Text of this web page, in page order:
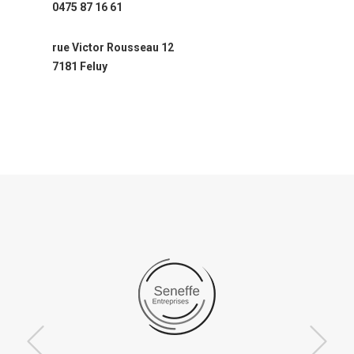
0475 87 16 61
rue Victor Rousseau 12
7181 Feluy